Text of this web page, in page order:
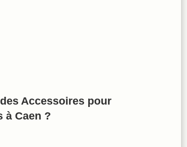
Accessoires pour
à Caen ?